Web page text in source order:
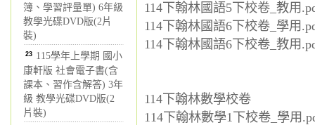
簿、學習評量單) 6年級
教學光碟DVD版(2片
裝)
23 115學年上學期 國小
康軒版 社會電子書(含
課本、習作含解答) 3年
級 教學光碟DVD版(2
片裝)
114下翰林國語5下校卷_教用
114下翰林國語6下校卷_學用
114下翰林國語6下校卷_教用
114下翰林數學校卷
114下翰林數學1下校卷_學用